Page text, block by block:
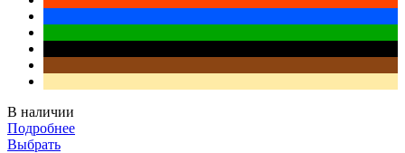
В наличии
Подробнее
Выбрать